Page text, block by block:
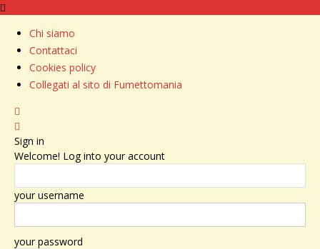
Chi siamo
Contattaci
Cookies policy
Collegati al sito di Fumettomania
Sign in
Welcome! Log into your account
your username
your password